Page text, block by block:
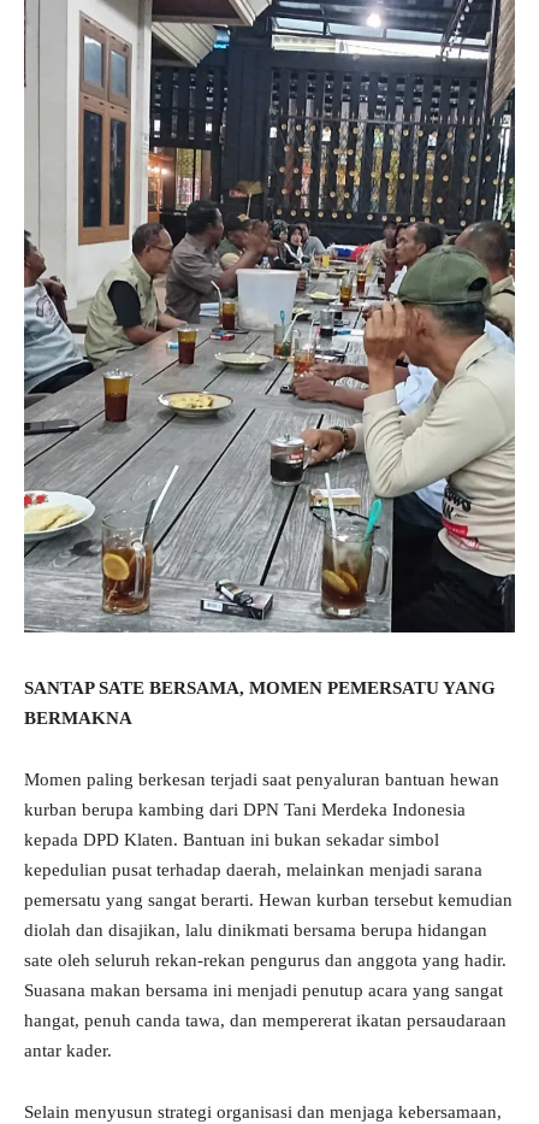
SANTAP SATE BERSAMA, MOMEN PEMERSATU YANG
BERMAKNA
Momen paling berkesan terjadi saat penyaluran bantuan hewan
kurban berupa kambing dari DPN Tani Merdeka Indonesia
kepada DPD Klaten. Bantuan ini bukan sekadar simbol
kepedulian pusat terhadap daerah, melainkan menjadi sarana
pemersatu yang sangat berarti. Hewan kurban tersebut kemudian
diolah dan disajikan, lalu dinikmati bersama berupa hidangan
sate oleh seluruh rekan-rekan pengurus dan anggota yang hadir.
Suasana makan bersama ini menjadi penutup acara yang sangat
hangat, penuh canda tawa, dan mempererat ikatan persaudaraan
antar kader.
Selain menyusun strategi organisasi dan menjaga kebersamaan,